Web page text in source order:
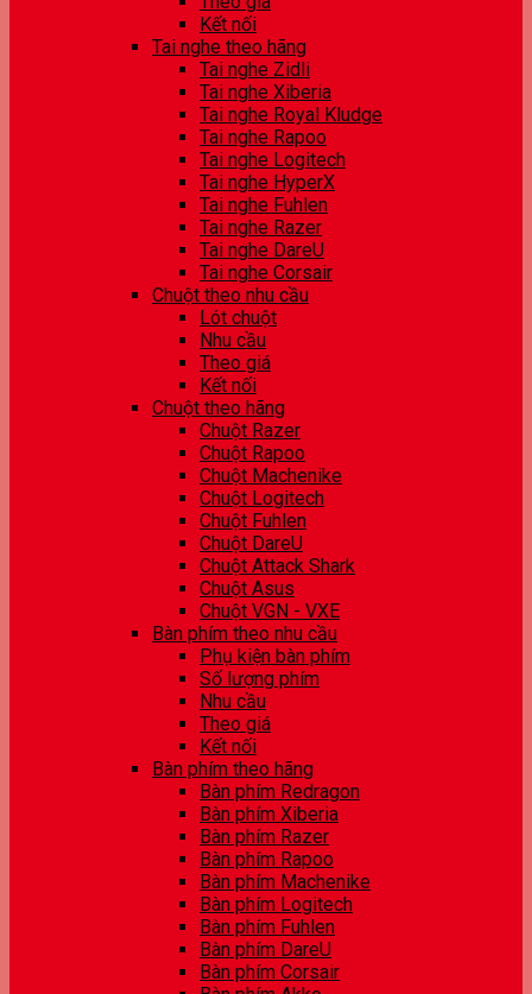
Kết nối
Tai nghe theo hãng
Tai nghe Zidli
Tai nghe Xiberia
Tai nghe Royal Kludge
Tai nghe Rapoo
Tai nghe Logitech
Tai nghe HyperX
Tai nghe Fuhlen
Tai nghe Razer
Tai nghe DareU
Tai nghe Corsair
Chuột theo nhu cầu
Lót chuột
Nhu cầu
Theo giá
Kết nối
Chuột theo hãng
Chuột Razer
Chuột Rapoo
Chuột Machenike
Chuột Logitech
Chuột Fuhlen
Chuột DareU
Chuột Attack Shark
Chuột Asus
Chuột VGN - VXE
Bàn phím theo nhu cầu
Phụ kiện bàn phím
Số lượng phím
Nhu cầu
Theo giá
Kết nối
Bàn phím theo hãng
Bàn phím Redragon
Bàn phím Xiberia
Bàn phím Razer
Bàn phím Rapoo
Bàn phím Machenike
Bàn phím Logitech
Bàn phím Fuhlen
Bàn phím DareU
Bàn phím Corsair